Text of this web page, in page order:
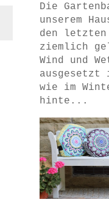
Die
unserem
den letzten
ziemlich
Wind und
ausgesetzt
wie im
hinte...